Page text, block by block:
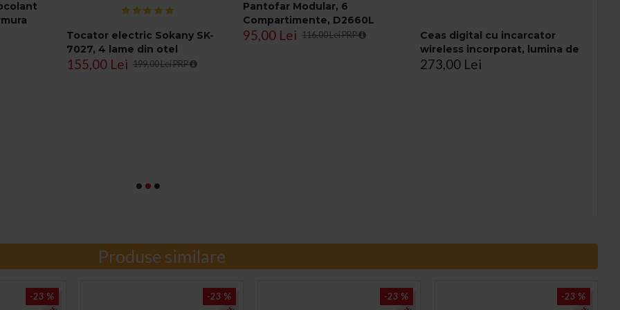
Tocator electric Sokany SK-
7027, 4 lame din otel
inoxidabil de inalta calitate,
155,00 Lei 199,00 Lei PRP
Pantofar Modular, 6
Compartimente, D2660L
95,00 Lei 116,00 Lei PRP
Ceas digital cu incarcator
wireless incorporat, lumina de
veghe reglabila, Naimeed
273,00 Lei
Produse similare
-23 % -23 % -23 % -23 %